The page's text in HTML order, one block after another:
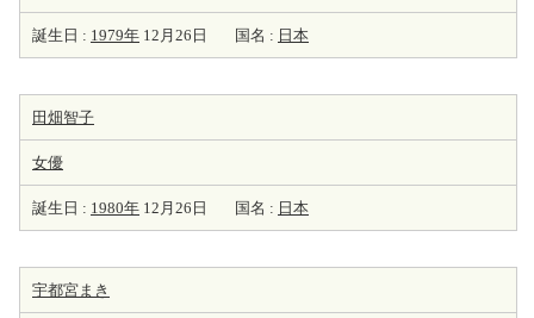
誕生日 : 1979年 12月26日 国名 : 日本
田畑智子
女優
誕生日 : 1980年 12月26日 国名 : 日本
宇都宮まき